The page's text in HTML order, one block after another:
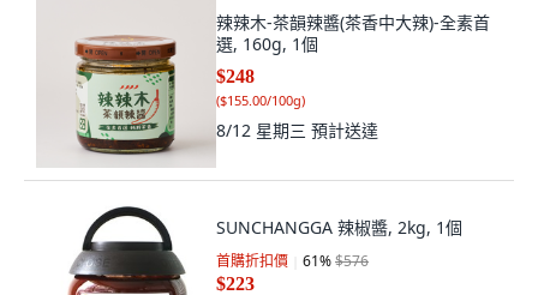
辣辣木-茶韻辣醬(茶香中大辣)-全素首
選, 160g, 1個
$248
($155.00/100g)
8/12 星期三 預計送達
SUNCHANGGA 辣椒醬, 2kg, 1個
首購折扣價 61%$576
$223